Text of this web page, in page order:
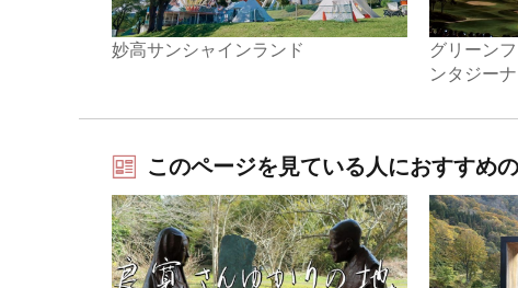
妙高サンシャインランド
グリーン
ンタジー
このページを見ている人におすすめ